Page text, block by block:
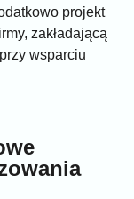
projekt
zakładającą
wsparciu